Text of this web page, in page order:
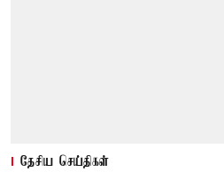
தேசிய செய்திகள்